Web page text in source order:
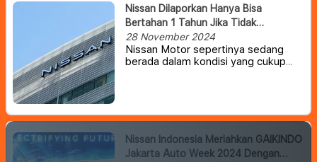
Nissan Dilaporkan Hanya Bisa
Bertahan 1 Tahun Jika Tidak
Melakukan Perubahan Strategi Bisnis
28 November 2024
Nissan Motor sepertinya sedang
berada dalam kondisi yang cukup
produksi sebesar 20% karena
penjualan yang menurun, terutama di
AS dan Tiongkok.
Nissan Indonesia Meriahkan GAIKINDO
Jakarta Auto Week 2024 Dengan